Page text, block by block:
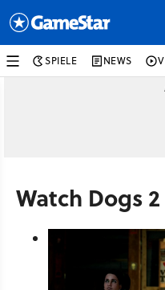
SPIELE NEWS
Watch Dogs